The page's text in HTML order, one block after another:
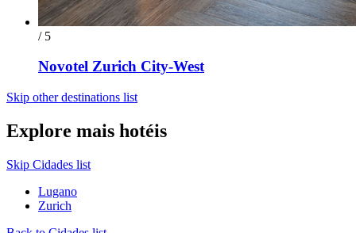
/ 5
Novotel Zurich City-West
Skip other destinations list
Explore mais hotéis
Skip Cidades list
Lugano
Zurich